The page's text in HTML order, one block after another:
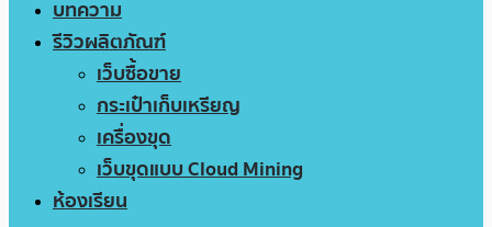
บทความ
รีวิวผลิตภัณฑ์
เว็บซื้อขาย
กระเป๋าเก็บเหรียญ
เครื่องขุด
เว็บขุดแบบ Cloud Mining
ห้องเรียน